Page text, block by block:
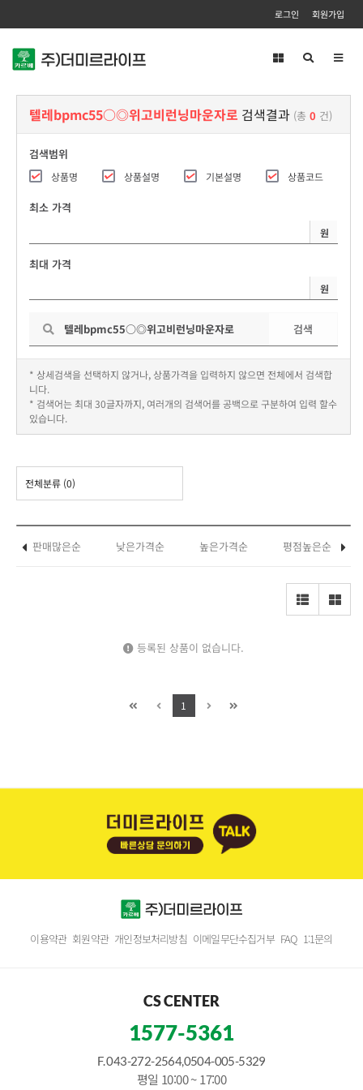
로그인 회원가입
텔레bpmc55○◎위고비런닝마운자로 검색결과 (총 0 건)
검색범위
상품명 상품설명 기본설명 상품코드
최소 가격
원
최대 가격
원
검색
* 상세검색을 선택하지 않거나, 상품가격을 입력하지 않으면 전체에서 검색합
니다.
* 검색어는 최대 30글자까지, 여러개의 검색어를 공백으로 구분하여 입력 할수
있습니다.
전체분류 (0)
판매많은순 낮은가격순 높은가격순 평점높은순
등록된 상품이 없습니다.
1
이용약관 회원약관 개인정보처리방침 이메일무단수집거부 FAQ 1:1문의
CS CENTER
1577-5361
F. 043-272-2564,0504-005-5329
평일 10:00 ~ 17:00